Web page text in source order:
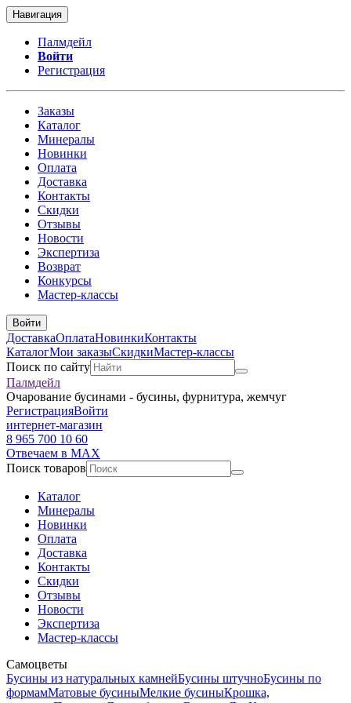
Навигация
Палмдейл
Войти
Регистрация
Заказы
Каталог
Минералы
Новинки
Оплата
Доставка
Контакты
Скидки
Отзывы
Новости
Экспертиза
Возврат
Конкурсы
Мастер-классы
Войти
ДоставкаОплатаНовинкиКонтакты
КаталогМои заказыСкидкиМастер-классы
Поиск по сайту
Палмдейл
Очарование бусинами - бусины, фурнитура, жемчуг
РегистрацияВойти
интернет-магазин
8 965 700 10 60
Отвечаем в MAX
Поиск товаров
Каталог
Минералы
Новинки
Оплата
Доставка
Контакты
Скидки
Отзывы
Новости
Экспертиза
Мастер-классы
Самоцветы
Бусины из натуральных камнейБусины штучноБусины по
формамМатовые бусиныМелкие бусиныКрошка,